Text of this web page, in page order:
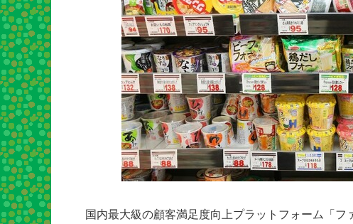
国内最大級の顧客満足度向上プラットフォーム「